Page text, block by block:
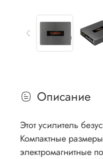
Описание
Этот усилитель
Компактные
электромагнитные